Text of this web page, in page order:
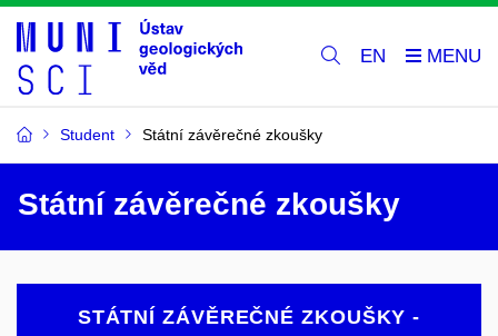
EN
Student Státní závěrečné zkoušky
Státní závěrečné zkoušky
STÁTNÍ ZÁVĚREČNÉ ZKOUŠKY -